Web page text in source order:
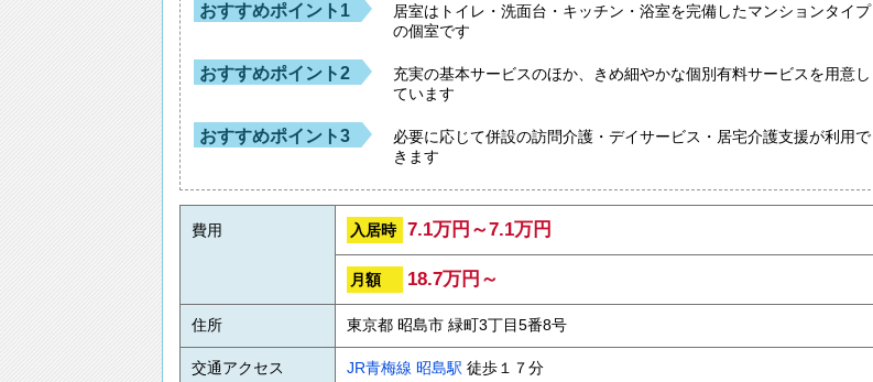
おすすめポイント1
居室はトイレ・洗面台・キッチン・浴室を完備したマンションタイプ
の個室です
おすすめポイント2
充実の基本サービスのほか、きめ細やかな個別有料サービスを用意し
ています
おすすめポイント3
必要に応じて併設の訪問介護・デイサービス・居宅介護支援が利用で
きます
費用 入居時 7.1万円～7.1万円
月額 18.7万円～
住所 東京都 昭島市 緑町3丁目5番8号
交通アクセス JR青梅線 昭島駅 徒歩１７分